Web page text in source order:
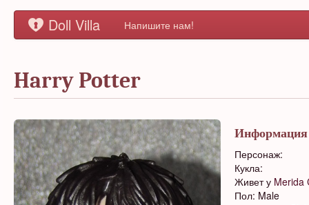
Doll Villa Напишите нам!
Harry Potter
Информация
Персонаж:
Кукла:
Живет у Merida
Пол: Male